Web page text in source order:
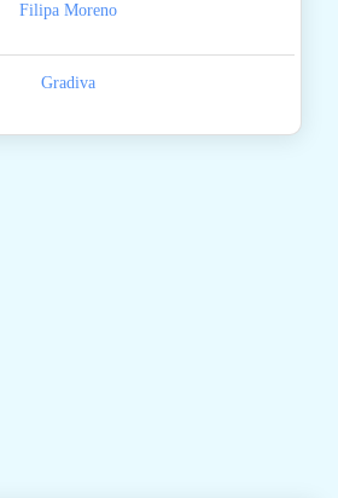
Filipa Moreno
Gradiva